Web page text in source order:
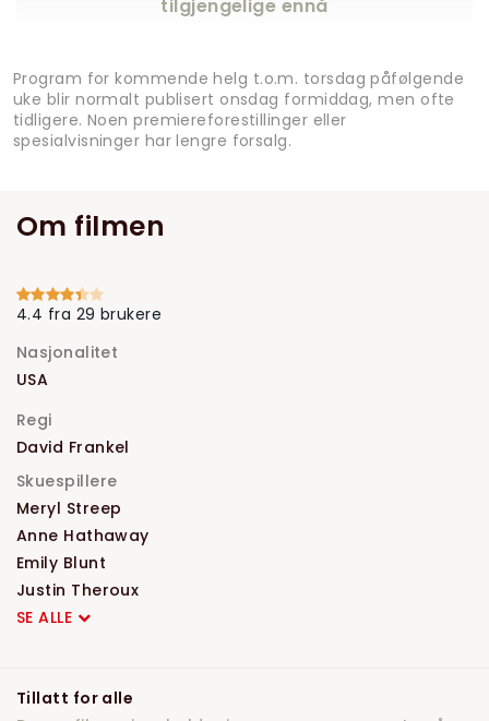
tilgjengelige ennå
Program for kommende helg t.o.m. torsdag påfølgende
uke blir normalt publisert onsdag formiddag, men ofte
tidligere. Noen premiereforestillinger eller
spesialvisninger har lengre forsalg.
Om filmen
4.4 fra 29 brukere
Nasjonalitet
USA
Regi
David Frankel
Skuespillere
Meryl Streep
Anne Hathaway
Emily Blunt
Justin Theroux
SE ALLE
Tillatt for alle